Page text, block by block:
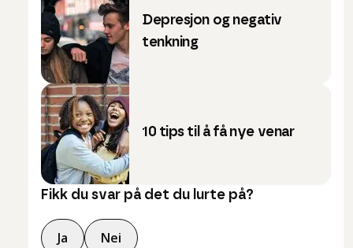
Depresjon og negativ
tenkning
10 tips til å få nye venar
Fikk du svar på det du lurte på?
Ja Nei